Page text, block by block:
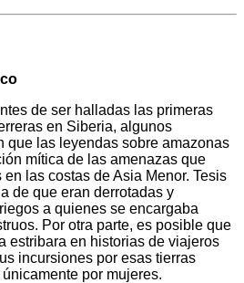
de ser halladas las primeras
en Siberia, algunos
que las leyendas sobre amazonas
mítica de las amenazas que
las costas de Asia Menor. Tesis
de que eran derrotadas y
a quienes se encargaba
Por otra parte, es posible que
estribara en historias de viajeros
incursiones por esas tierras
por mujeres.